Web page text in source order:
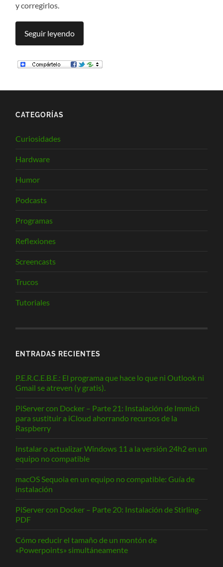
y corregirlos.
Seguir leyendo
CATEGORÍAS
Curiosidades
Hardware
Humor
Podcasts
Programas
Reflexiones
Screencasts
Trucos
Tutoriales
ENTRADAS RECIENTES
P.E.R.C.E.B.E.: El programa que hace lo que ni Outlook ni
Gmail se atreven (y gratis).
PiServer con Docker – Parte 21: Instalación de Immich
para sustituir a iCloud ahorrando recursos de la
Raspberry
Instalar o actualizar Windows 11 a la versión 24h2 en un
equipo no compatible
macOS Sequoia en un equipo no compatible: Guía de
instalación
PiServer con Docker – Parte 20: Instalación de Stirling-
PDF
Cómo reducir el tamaño de un montón de
«Powerpoints» simultáneamente